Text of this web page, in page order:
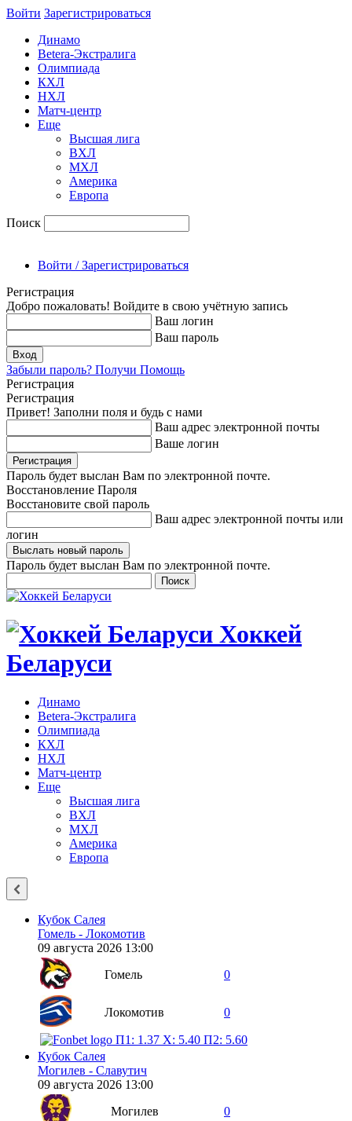
Войти Зарегиcтрироваться
Динамо
Betera-Экстралига
Олимпиада
КХЛ
НХЛ
Матч-центр
Еще
Высшая лига
ВХЛ
МХЛ
Америка
Европа
Поиск
Войти / Зарегистрироваться
Регистрация
Добро пожаловать! Войдите в свою учётную запись
Ваш логин
Ваш пароль
Забыли пароль? Получи Помощь
Регистрация
Регистрация
Привет! Заполни поля и будь с нами
Ваш адрес электронной почты
Ваше логин
Пароль будет выслан Вам по электронной почте.
Восстановление Пароля
Восстановите свой пароль
Ваш адрес электронной почты или
логин
Пароль будет выслан Вам по электронной почте.
Хоккей
Беларуси
Динамо
Betera-Экстралига
Олимпиада
КХЛ
НХЛ
Матч-центр
Еще
Высшая лига
ВХЛ
МХЛ
Америка
Европа
Кубок Салея
Гомель - Локомотив
09 августа 2026 13:00
Гомель
0
Локомотив 0
П1: 1.37 X: 5.40 П2: 5.60
Кубок Салея
Могилев - Славутич
09 августа 2026 13:00
Могилев
0